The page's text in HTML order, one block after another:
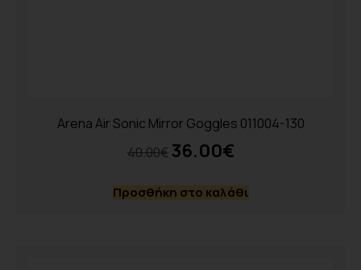
Arena Air Sonic Mirror Goggles 011004-130
40.00€ 36.00€
Προσθήκη στο καλάθι